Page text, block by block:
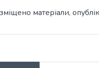
матеріали,